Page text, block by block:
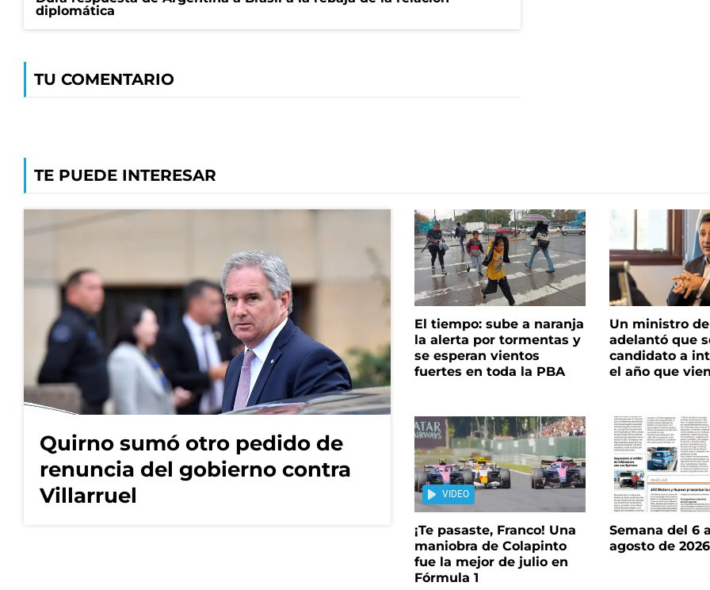
diplomática
TU COMENTARIO
TE PUEDE INTERESAR
Quirno sumó otro pedido de
renuncia del gobierno contra
Villarruel
El tiempo: sube a naranja
la alerta por tormentas y
se esperan vientos
fuertes en toda la PBA
Un ministro
adelantó que
candidato a
el año que
VIDEO
¡Te pasaste, Franco! Una
maniobra de Colapinto
fue la mejor de julio en
Fórmula 1
Semana del 6
agosto de 2026